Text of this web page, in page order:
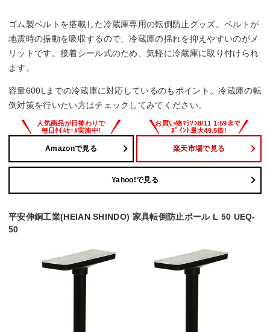
ゴム製ベルトを搭載した冷蔵庫専用の転倒防止グッズ。ベルトが
地震時の振動を吸収するので、冷蔵庫の揺れを抑えやすいのがメ
リットです。接着シール式のため、気軽に冷蔵庫に取り付けられ
ます。
容量600Lまでの冷蔵庫に対応しているのもポイント。冷蔵庫の転
倒対策を行いたい方はチェックしてみてください。
Amazonで見る 楽天市場で見る
Yahoo!で見る
平安伸銅工業(HEIAN SHINDO) 家具転倒防止ポール L 50 UEQ-
50